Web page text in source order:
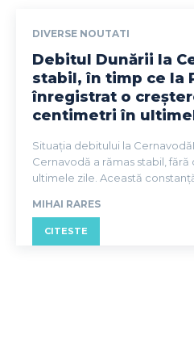
DIVERSE NOUTATI
Debitul Dunării la
stabil, în timp ce la
înregistrat o
centimetri în
Situația debitului la
Cernavodă a rămas stabil,
ultimele zile. Această
MIHAI RARES
CITESTE